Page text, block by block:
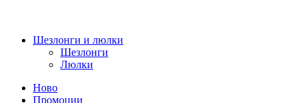
Шезлонги и люлки
Шезлонги
Люлки
Ново
Промоции